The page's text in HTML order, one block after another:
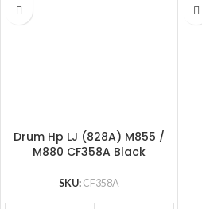
Drum Hp LJ (828A) M855 /
M880 CF358A Black
SKU: CF358A